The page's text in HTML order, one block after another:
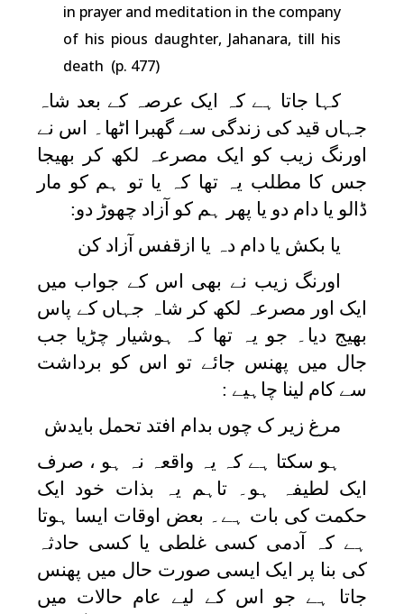
in prayer and meditation in the company
of his pious daughter, Jahanara, till his
death (p. 477)
کہا جاتا ہے کہ ایک عرصہ کے بعد شاہ
جہاں قید کی زندگی سے گھبرا اٹھا۔ اس نے
اورنگ زیب کو ایک مصرعہ لکھ کر بھیجا
جس کا مطلب یہ تھا کہ یا تو ہم کو مار
ڈالو یا دام دو یا پھر ہم کو آزاد چھوڑ دو:
یا بکش یا دام دہ یا ازقفس آزاد کن
اورنگ زیب نے بھی اس کے جواب میں
ایک اور مصرعہ لکھ کر شاہ جہاں کے پاس
بھیج دیا۔ جو یہ تھا کہ ہوشیار چڑیا جب
جال میں پھنس جائے تو اس کو برداشت
سے کام لینا چاہیے :
مرغ زیر ک چوں بدام افتد تحمل بایدش
ہو سکتا ہے کہ یہ واقعہ نہ ہو ، صرف
ایک لطیفہ ہو۔ تاہم یہ بذات خود ایک
حکمت کی بات ہے۔ بعض اوقات ایسا ہوتا
ہے کہ آدمی کسی غلطی یا کسی حادثہ
کی بنا پر ایک ایسی صورت حال میں پھنس
جاتا ہے جو اس کے لیے عام حالات میں